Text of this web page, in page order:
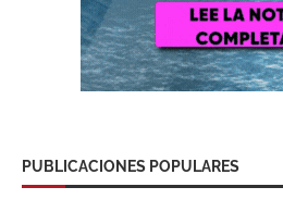
PUBLICACIONES POPULARES